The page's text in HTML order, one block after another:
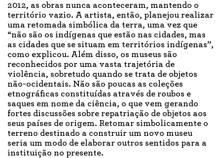
2012, as obras nunca aconteceram, mantendo o
território vazio. A artista, então, planejou realizar
uma retomada simbólica da terra, uma vez que
“não são os indígenas que estão nas cidades, mas
as cidades que se situam em territórios indígenas”,
como explicou. Além disso, os museus são
reconhecidos por uma vasta trajetória de
violência, sobretudo quando se trata de objetos
não-ocidentais. Não são poucas as coleções
etnográficas constituídas através de roubos e
saques em nome da ciência, o que vem gerando
fortes discussões sobre repatriação de objetos aos
seus países de origem. Retomar simbolicamente o
terreno destinado a construir um novo museu
seria um modo de elaborar outros sentidos para a
instituição no presente.